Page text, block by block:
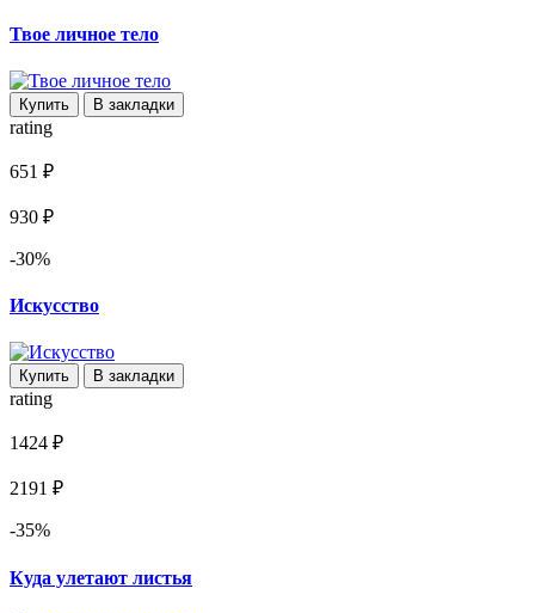
Твое личное тело
Купить В закладки
rating
651 ₽
930 ₽
-30%
Искусство
Купить В закладки
rating
1424 ₽
2191 ₽
-35%
Куда улетают листья